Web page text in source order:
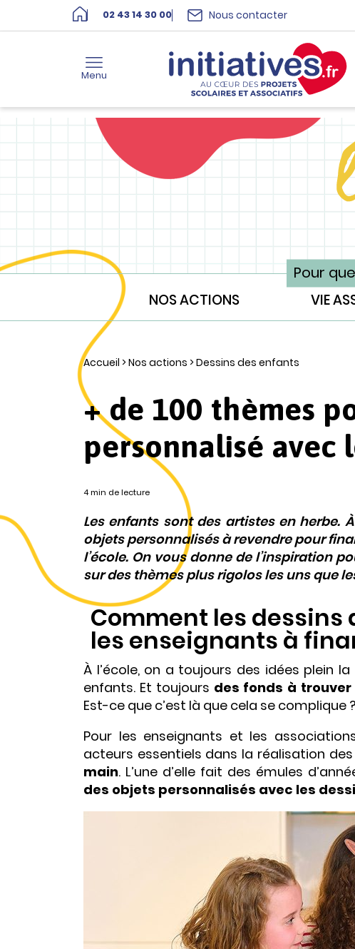
Pour
NOS ACTIONS VIE
Accueil >Nos actions >Dessins des enfants
+ de 100 thèmes
personnalisé avec
4 min de lecture
Les enfants sont des artistes en herbe.
objets personnalisés à revendre pour
l’école. On vous donne de l’inspiration
sur des thèmes plus rigolos les uns que
Comment les
les enseignants à
À l’école, on a toujours des idées plein
enfants. Et toujours des fonds à
Est-ce que c’est là que cela se
Pour les enseignants et les
acteurs essentiels dans la réalisation
main. L’une d’elle fait des émules
des objets personnalisés avec les
02 43 14 30 00 Nous contacter
Menu